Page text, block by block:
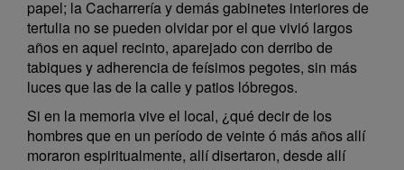
papel; la Cacharrería y demás gabinetes interiores de
tertulia no se pueden olvidar por el que vivió largos
años en aquel recinto, aparejado con derribo de
tabiques y adherencia de feísimos pegotes, sin más
luces que las de la calle y patios lóbregos.
Si en la memoria vive el local, ¿qué decir de los
hombres que en un período de veinte ó más años allí
moraron espiritualmente, allí disertaron, desde allí